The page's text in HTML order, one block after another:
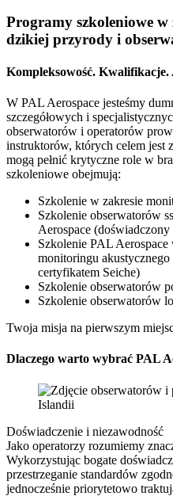
Programy szkoleniowe
dzikiej przyrody i
Kompleksowość.
W PAL Aerospace jesteśmy
szczegółowych i
obserwatorów i operatorów
instruktorów, których celem jest
mogą pełnić krytyczne role w
szkoleniowe obejmują:
Szkolenie w zakresie
Szkolenie obserwatorów
Aerospace
Szkolenie PAL
monitoringu
certyfikatem Seiche)
Szkolenie obserwatorów
Szkolenie obserwatorów
Twoja misja na pierwszym
Dlaczego warto wybrać PAL
Doświadczenie i niezawodność
Jako operatorzy rozumiemy
Wykorzystując bogate
przestrzeganie standardów
jednocześnie priorytetowo